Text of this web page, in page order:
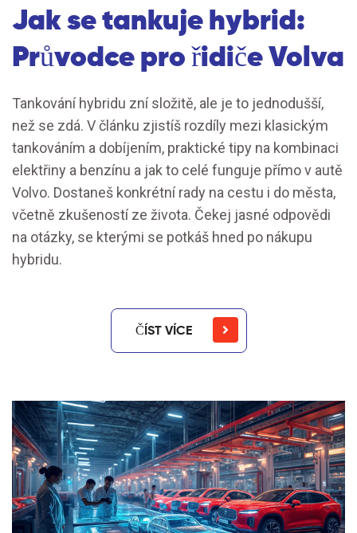
Jak se tankuje hybrid:
Průvodce pro řidiče Volva
Tankování hybridu zní složitě, ale je to jednodušší,
než se zdá. V článku zjistíš rozdíly mezi klasickým
tankováním a dobíjením, praktické tipy na kombinaci
elektřiny a benzínu a jak to celé funguje přímo v autě
Volvo. Dostaneš konkrétní rady na cestu i do města,
včetně zkušeností ze života. Čekej jasné odpovědi
na otázky, se kterými se potkáš hned po nákupu
hybridu.
ČÍST VÍCE